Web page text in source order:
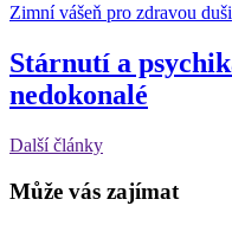
Zimní vášeň pro zdravou duši
Stárnutí a
nedokonalé
Další články
Může vás zajímat